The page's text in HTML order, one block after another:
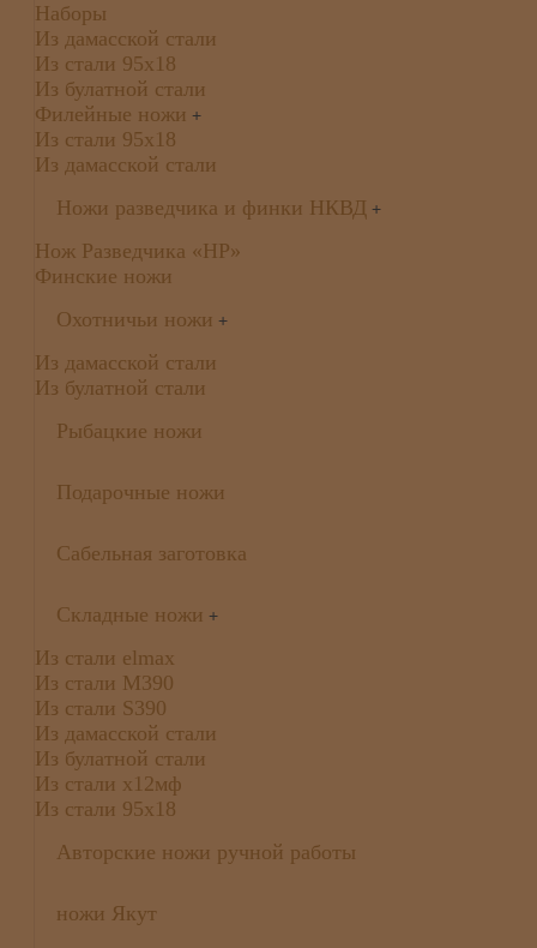
Наборы
Из дамасской стали
Из стали 95х18
Из булатной стали
Филейные ножи +
Из стали 95х18
Из дамасской стали
Ножи разведчика и финки НКВД +
Нож Разведчика «НР»
Финские ножи
Охотничьи ножи +
Из дамасской стали
Из булатной стали
Рыбацкие ножи
Подарочные ножи
Сабельная заготовка
Складные ножи +
Из стали elmax
Из стали М390
Из стали S390
Из дамасской стали
Из булатной стали
Из стали х12мф
Из стали 95х18
Авторские ножи ручной работы
ножи Якут